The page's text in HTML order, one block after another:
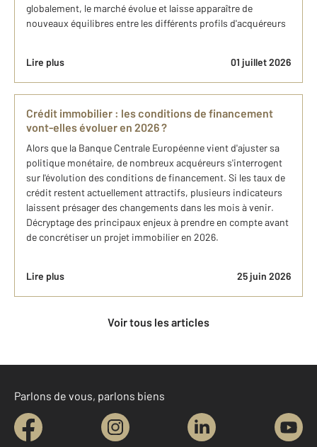
globalement, le marché évolue et laisse apparaître de
nouveaux équilibres entre les différents profils d'acquéreurs
Lire plus 01 juillet 2026
Crédit immobilier : les conditions de financement
vont-elles évoluer en 2026 ?
Alors que la Banque Centrale Européenne vient d'ajuster sa
politique monétaire, de nombreux acquéreurs s'interrogent
sur l'évolution des conditions de financement. Si les taux de
crédit restent actuellement attractifs, plusieurs indicateurs
laissent présager des changements dans les mois à venir.
Décryptage des principaux enjeux à prendre en compte avant
de concrétiser un projet immobilier en 2026.
Lire plus 25 juin 2026
Voir tous les articles
Parlons de vous, parlons biens